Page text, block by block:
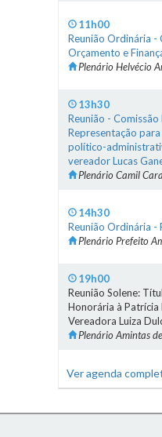
11h00
Reunião Ordinária -
Orçamento e
Plenário Helvécio
13h30
Reunião - Comissão
Representação
político-
vereador Lucas
Plenário Camil
14h30
Reunião Ordinária -
Plenário Prefeito
19h00
Reunião Solene:
Honorária à
Vereadora Luiza
Plenário Amintas
Ver agenda